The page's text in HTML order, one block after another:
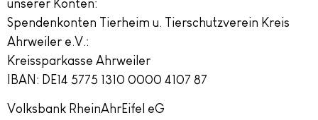
unserer Konten:
Spendenkonten Tierheim u. Tierschutzverein Kreis
Ahrweiler e.V.:
Kreissparkasse Ahrweiler
IBAN: DE14 5775 1310 0000 4107 87
Volksbank RheinAhrEifel eG